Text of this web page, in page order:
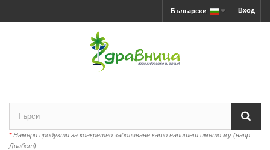
Вход
Български
*Намери продукти за конкретно заболяване като напишеш името му (напр.:
Диабет)